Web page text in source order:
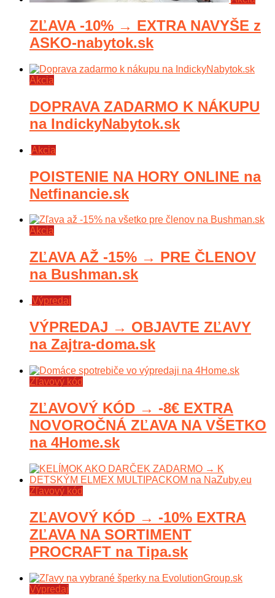
ZĽAVA -10% → EXTRA NAVYŠE z
ASKO-nabytok.sk
Akcia
DOPRAVA ZADARMO K NÁKUPU
na IndickyNabytok.sk
Akcia
POISTENIE NA HORY ONLINE na
Netfinancie.sk
Akcia
ZĽAVA AŽ -15% → PRE ČLENOV
na Bushman.sk
Výpredaj
VÝPREDAJ → OBJAVTE ZĽAVY
na Zajtra-doma.sk
Zľavový kód
ZĽAVOVÝ KÓD → -8€ EXTRA
NOVOROČNÁ ZĽAVA NA VŠETKO
na 4Home.sk
Zľavový kód
ZĽAVOVÝ KÓD → -10% EXTRA
ZĽAVA NA SORTIMENT
PROCRAFT na Tipa.sk
Výpredaj